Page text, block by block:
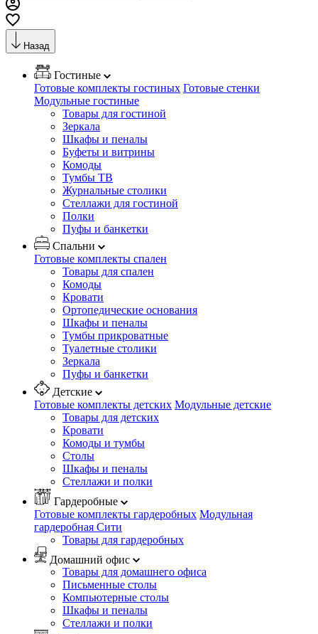
Назад
Гостиные
Готовые комплекты гостиных Готовые стенки
Модульные гостиные
Товары для гостиной
Зеркала
Шкафы и пеналы
Буфеты и витрины
Комоды
Тумбы ТВ
Журнальные столики
Стеллажи для гостиной
Полки
Пуфы и банкетки
Спальни
Готовые комплекты спален
Товары для спален
Комоды
Кровати
Ортопедические основания
Шкафы и пеналы
Тумбы прикроватные
Туалетные столики
Зеркала
Пуфы и банкетки
Детские
Готовые комплекты детских Модульные детские
Товары для детских
Кровати
Комоды и тумбы
Столы
Шкафы и пеналы
Стеллажи и полки
Гардеробные
Готовые комплекты гардеробных Модульная
гардеробная Сити
Товары для гардеробных
Домашний офис
Товары для домашнего офиса
Письменные столы
Компьютерные столы
Шкафы и пеналы
Стеллажи и полки